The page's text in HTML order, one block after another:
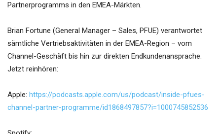
Partnerprogramms in den EMEA-Märkten.
Brian Fortune (General Manager – Sales, PFUE) verantwortet
sämtliche Vertriebsaktivitäten in der EMEA-Region – vom
Channel-Geschäft bis hin zur direkten Endkundenansprache.
Jetzt reinhören:
Apple: https://podcasts.apple.com/us/podcast/inside-pfues-
channel-partner-programme/id1868497857?i=1000745852536